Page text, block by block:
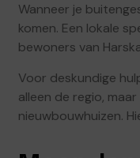
Wanneer je
komen. Een lokale
bewoners van
Voor deskundige
alleen de regio,
nieuwbouwhuizen.